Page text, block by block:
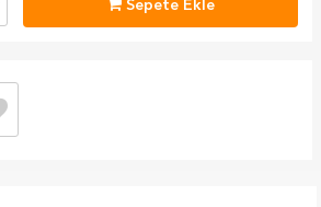
Sepete Ekle